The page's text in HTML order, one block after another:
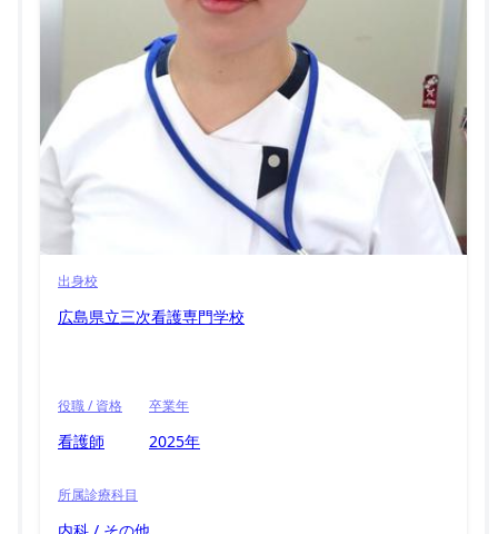
出身校
広島県立三次看護専門学校
役職 / 資格
看護師
卒業年
2025年
所属診療科目